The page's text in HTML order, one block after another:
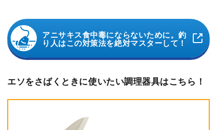
アニサキス食中毒にならないために。釣
り人はこの対策法を絶対マスターして！
エソをさばくときに使いたい調理器具はこちら！